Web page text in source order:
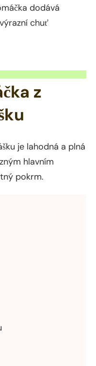
dodává
chuť
z
je lahodná a plná
hlavním
pokrm.